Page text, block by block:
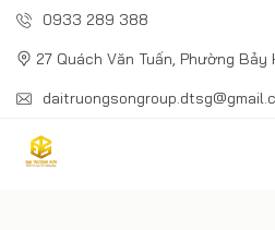
0933 289 388
27 Quách Văn Tuấn, Phường Bảy